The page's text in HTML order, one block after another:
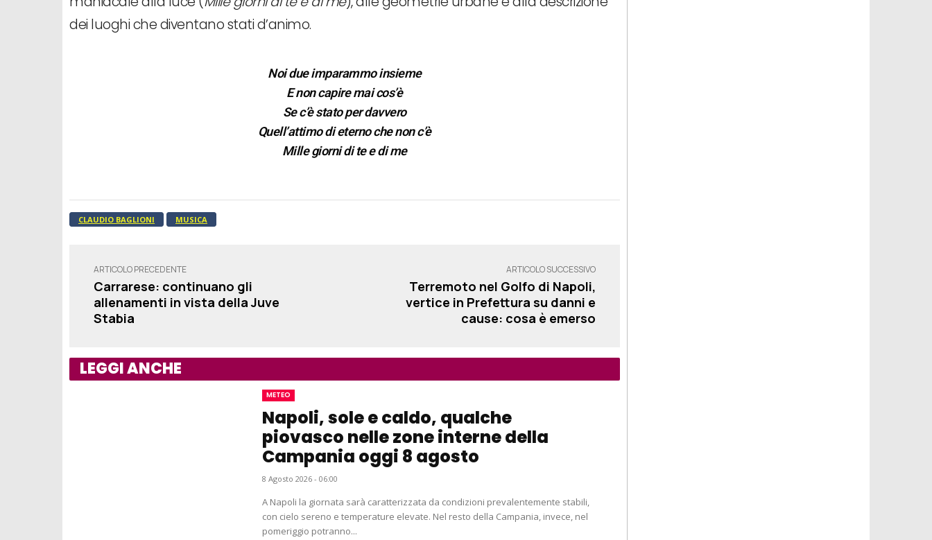
dei luoghi che diventano stati d’animo.
Noi due imparammo insieme
E non capire mai cos’è
Se c’è stato per davvero
Quell’attimo di eterno che non c’è
Mille giorni di te e di me
CLAUDIO BAGLIONI MUSICA
ARTICOLO PRECEDENTE
Carrarese: continuano gli
allenamenti in vista della Juve
Stabia
ARTICOLO SUCCESSIVO
Terremoto nel Golfo di Napoli,
vertice in Prefettura su danni e
cause: cosa è emerso
LEGGI ANCHE
METEO
Napoli, sole e caldo, qualche
piovasco nelle zone interne della
Campania oggi 8 agosto
8 Agosto 2026 - 06:00
A Napoli la giornata sarà caratterizzata da condizioni prevalentemente stabili,
con cielo sereno e temperature elevate. Nel resto della Campania, invece, nel
pomeriggio potranno...